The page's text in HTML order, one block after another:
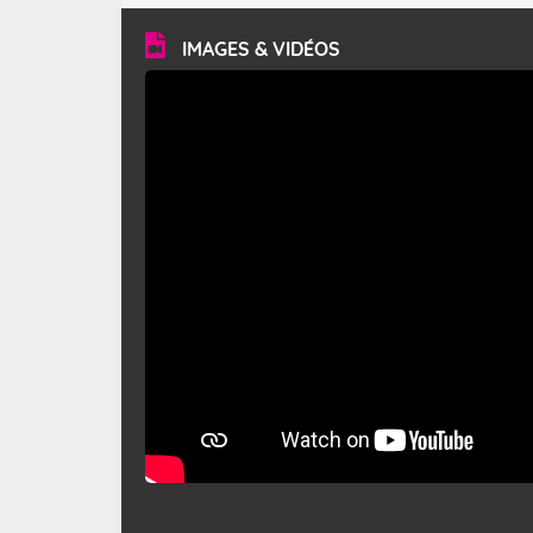
vitesse moyenne de 50 km/h et atteindre 80 à 100 km/h
en rafales, parfois davantage. Il parcourt la basse vallée
du Rhône et la Provence et envahit le littoral
méditerranéen à partir de la Camargue.
IMAGES & VIDÉOS